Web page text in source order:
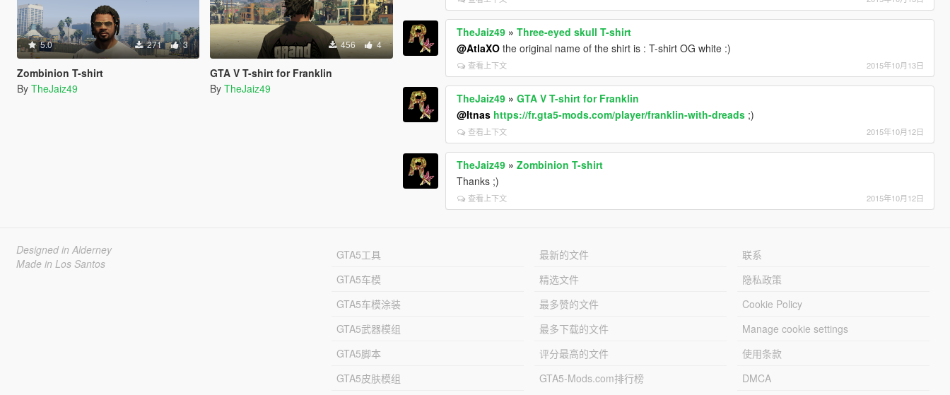
5.0 271 3
Zombinion T-shirt
By TheJaiz49
456 4
GTA V T-shirt for Franklin
By TheJaiz49
TheJaiz49 »Three-eyed skull T-shirt
@AtlaXO the original name of the shirt is : T-shirt OG white :)
查看上下文 2015年10月13日
TheJaiz49 »GTA V T-shirt for Franklin
@Itnas https://fr.gta5-mods.com/player/franklin-with-dreads ;)
查看上下文 2015年10月12日
TheJaiz49 »Zombinion T-shirt
Thanks ;)
查看上下文 2015年10月12日
Designed in Alderney
Made in Los Santos
GTA5工具
GTA5车模
GTA5车模涂装
GTA5武器模组
GTA5脚本
GTA5皮肤模组
最新的文件
精选文件
最多赞的文件
最多下载的文件
评分最高的文件
GTA5-Mods.com排行榜
联系
隐私政策
Cookie Policy
Manage cookie settings
使用条款
DMCA